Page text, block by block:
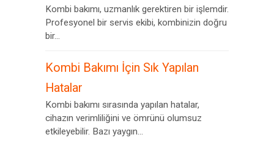
Kombi bakımı, uzmanlık gerektiren bir işlemdir.
Profesyonel bir servis ekibi, kombinizin doğru
bir...
Kombi Bakımı İçin Sık Yapılan
Hatalar
Kombi bakımı sırasında yapılan hatalar,
cihazın verimliliğini ve ömrünü olumsuz
etkileyebilir. Bazı yaygın...